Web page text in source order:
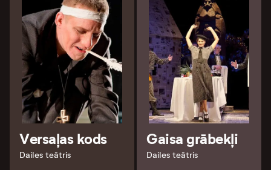
Versaļas kods
Dailes teātris
Gaisa grābekļi
Dailes teātris